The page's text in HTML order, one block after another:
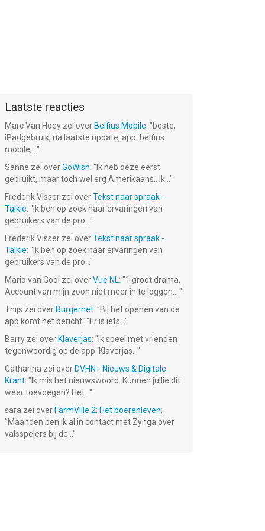
Laatste reacties
Marc Van Hoey zei over Belfius Mobile: "beste,
iPadgebruik, na laatste update, app. belfius
mobile,... "
Sanne zei overGoWish: " Ik heb deze eerst
gebruikt, maar toch wel erg Amerikaans.. Ik... "
Frederik Visser zei overTekst naar spraak -
Talkie: " Ik ben op zoek naar ervaringen van
gebruikers van de pro... "
Frederik Visser zei overTekst naar spraak -
Talkie: " Ik ben op zoek naar ervaringen van
gebruikers van de pro... "
Mario van Gool zei overVue NL: "1 groot drama.
Account van mijn zoon niet meer in te loggen.... "
Thijs zei over Burgernet: "Bij het openen van de
app komt het bericht ""Er is iets... "
Barry zei over Klaverjas: " Ik speel met vrienden
tegenwoordig op de app ‘Klaverjas... "
Catharina zei over DVHN - Nieuws & Digitale
Krant: " Ik mis het nieuwswoord. Kunnen jullie dit
weer toevoegen? Het... "
sara zei over FarmVille 2: Het boerenleven:
"Maanden ben ik al in contact met Zynga over
valsspelers bij de... "